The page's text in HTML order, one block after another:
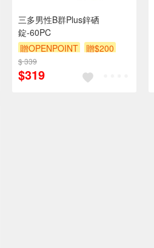
三多男性B群Plus鋅硒
錠-60PC
贈OPENPOINT
贈$200
$ 339
$319